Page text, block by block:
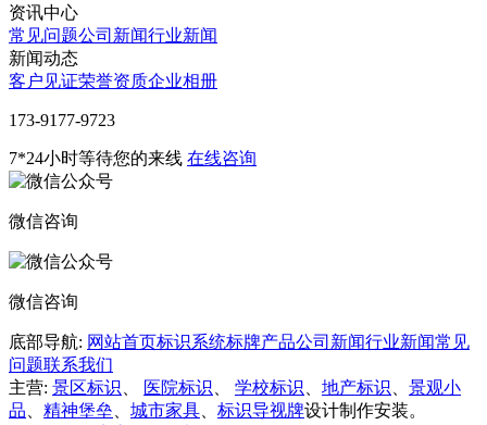
资讯中心
常见问题公司新闻行业新闻
新闻动态
客户见证荣誉资质企业相册
‭173-9177-9723
7*24小时等待您的来线 在线咨询
微信咨询
微信咨询
底部导航: 网站首页标识系统标牌产品公司新闻行业新闻常见
问题联系我们
主营: 景区标识 医院标识 学校标识 地产标识
景观小
品
精神堡垒 城市家具 标识导视牌设计制作安装。